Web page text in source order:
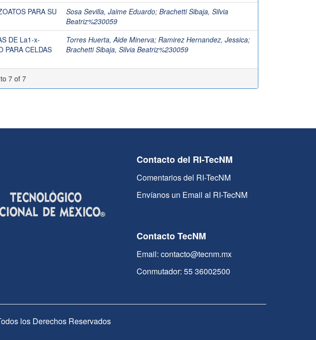
PARA SU
Sosa Sevilla, Jaime Eduardo; Brachetti Sibaja, Silvia
Beatriz%230059
DE La1-x-
PARA CELDAS
Torres Huerta, Aide Minerva; Ramirez Hernandez, Jessica;
Brachetti Sibaja, Silvia Beatriz%230059
7 of 7
Contacto del RI-TecNM
Comentarios del RI-TecNM
Envíanos un Email al RI-TecNM
Contacto TecNM
Email: contacto@tecnm.mx
Conmutador: 55 36002500
los Derechos Reservados